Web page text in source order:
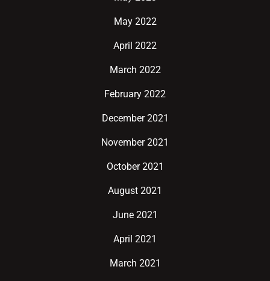
May 2022
April 2022
March 2022
February 2022
December 2021
November 2021
October 2021
August 2021
June 2021
April 2021
March 2021